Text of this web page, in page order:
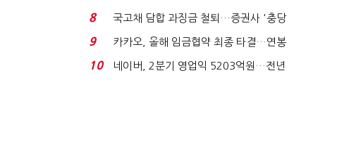
적극적 조사로 진...
8
국고채 담합 과징금 철퇴…증권사 '충당
금 폭탄' 우려...
9
카카오, 올해 임금협약 최종 타결…연봉
6.3% 인상·격려...
10
네이버, 2분기 영업익 5203억원…전년